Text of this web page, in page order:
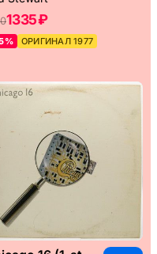
1335 ₽
ОРИГИНАЛ 1977